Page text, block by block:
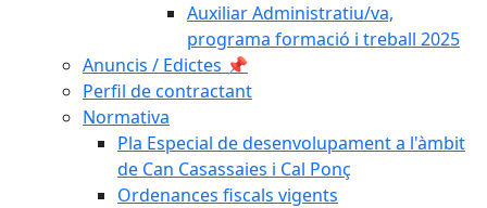
Auxiliar Administratiu/va,
programa formació i treball 2025
Anuncis / Edictes 📌
Perfil de contractant
Normativa
Pla Especial de desenvolupament a l'àmbit
de Can Casassaies i Cal Ponç
Ordenances fiscals vigents